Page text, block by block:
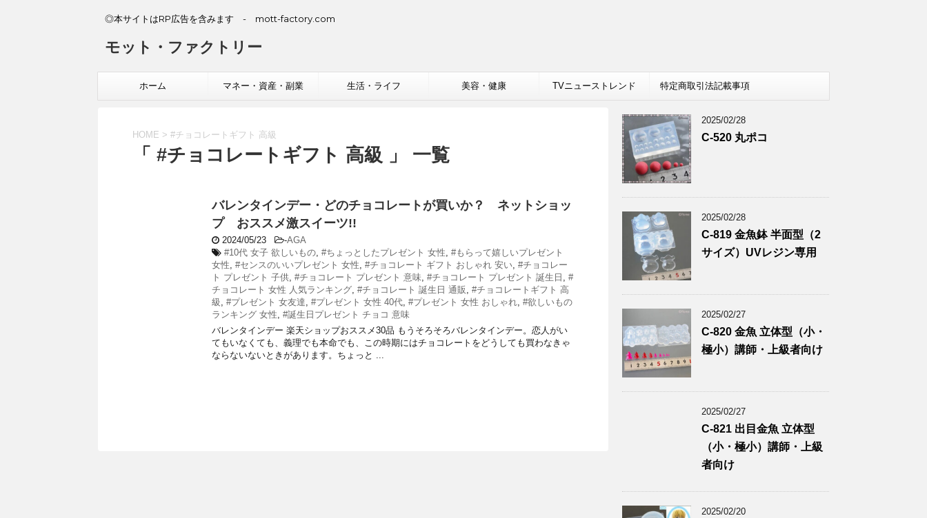
◎本サイトはRP広告を含みます - mott-factory.com
モット・ファクトリー
ホーム マネー・資産・副業 生活・ライフ 美容・健康 TVニューストレンド 特定商取引法記載事項
HOME > #チョコレートギフト 高級
「 #チョコレートギフト 高級 」 一覧
バレンタインデー・どのチョコレートが買いか？ ネットショッ
プ おススメ激スイーツ!!
2024/05/23 -AGA
#10代 女子 欲しいもの, #ちょっとしたプレゼント 女性, #もらって嬉しいプレゼント
女性, #センスのいいプレゼント 女性, #チョコレート ギフト おしゃれ 安い, #チョコレー
ト プレゼント 子供, #チョコレート プレゼント 意味, #チョコレート プレゼント 誕生日 , #
チョコレート 女性 人気ランキング, #チョコレート 誕生日 通販 , #チョコレートギフト 高
級 , #プレゼント 女友達, #プレゼント 女性 40代, #プレゼント 女性 おしゃれ, #欲しいもの
ランキング 女性, #誕生日プレゼント チョコ 意味
バレンタインデー 楽天ショップおススメ30品 もうそろそろバレンタインデー。恋人がい
てもいなくても、義理でも本命でも、この時期にはチョコレートをどうしても買わなきゃ
ならないないときがあります。ちょっと ...
2025/02/28
C-520 丸ポコ
2025/02/28
C-819 金魚鉢 半面型（2
サイズ）UVレジン専用
2025/02/27
C-820 金魚 立体型（小・
極小）講師・上級者向け
2025/02/27
C-821 出目金魚 立体型
（小・極小）講師・上級
者向け
2025/02/20